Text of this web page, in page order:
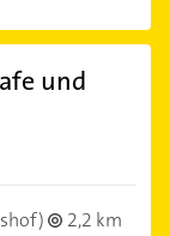
und
2,2 km